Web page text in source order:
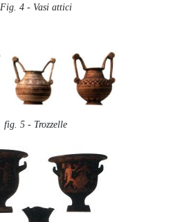
Fig. 4 - Vasi attici
fig. 5 - Trozzelle